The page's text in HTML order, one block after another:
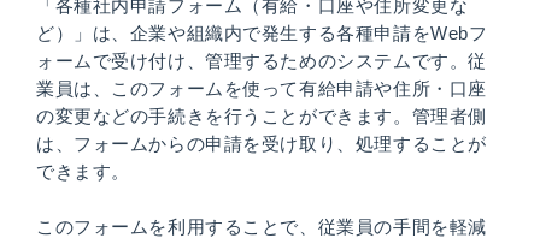
「各種社内申請フォーム（有給・口座や住所変更な
ど）」は、企業や組織内で発生する各種申請をWebフ
ォームで受け付け、管理するためのシステムです。従
業員は、このフォームを使って有給申請や住所・口座
の変更などの手続きを行うことができます。管理者側
は、フォームからの申請を受け取り、処理することが
できます。
このフォームを利用することで、従業員の手間を軽減